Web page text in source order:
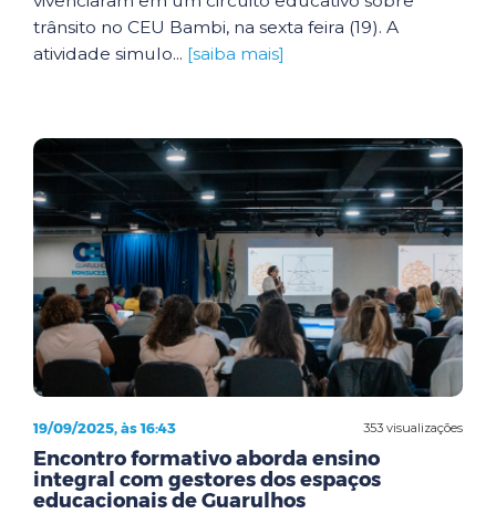
trânsito no CEU Bambi, na sexta feira (19). A
atividade simulo... [saiba mais]
353 visualizações
19/09/2025, às 16:43
Encontro formativo aborda ensino
integral com gestores dos espaços
educacionais de Guarulhos